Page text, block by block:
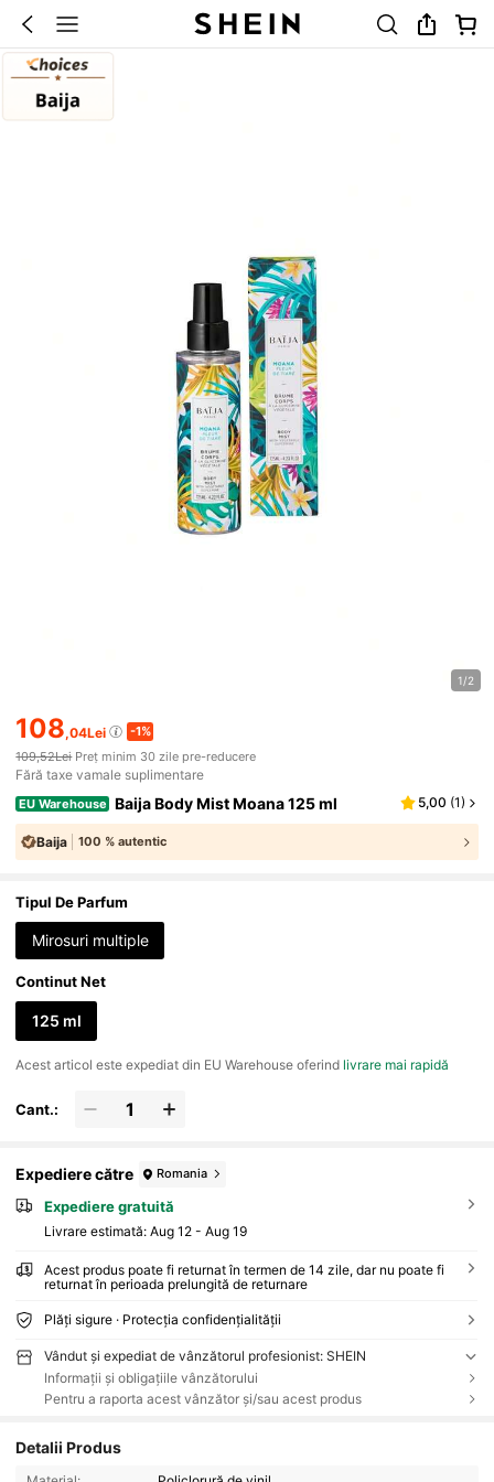
1/2
108,04Lei
-1%
109,52Lei Preț minim 30 zile pre-reducere
Fără taxe vamale suplimentare
EU Warehouse Baija Body Mist Moana 125 ml 5,00 (1)
Baija 100 % autentic
Tipul De Parfum
Mirosuri multiple
Continut Net
125 ml
Acest articol este expediat din EU Warehouse oferind livrare mai rapidă
Cant.:
Expediere către Romania
Expediere gratuită
Livrare estimată: Aug 12 - Aug 19
Acest produs poate fi returnat în termen de 14 zile, dar nu poate fi
returnat în perioada prelungită de returnare
Plăți sigure · Protecția confidențialității
Vândut și expediat de vânzătorul profesionist: SHEIN
Informații și obligațiile vânzătorului
Pentru a raporta acest vânzător și/sau acest produs
Detalii Produs